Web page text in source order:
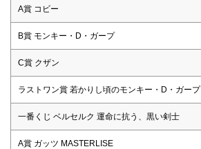
A賞 コビー
B賞 モンキー・D・ガープ
C賞 クザン
ラストワン賞 若かりし頃のモンキー・D・ガープ
一番くじ ベルセルク 運命に抗う、黒い剣士
A賞 ガッツ MASTERLISE